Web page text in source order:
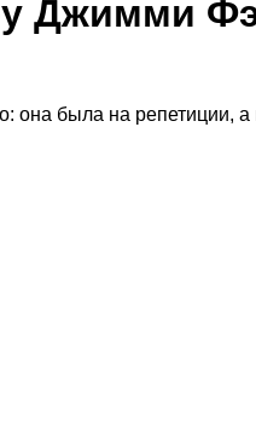
Джимми
была на репетиции,